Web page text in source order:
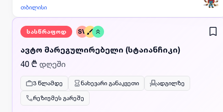
თბილისი
სასწრაფოდ SV
ავტო მარეგულირებელი (სტაიანჩიკი)
40 ₾ დღეში
3 წლამდე ნახევარი განაკვეთი
ადგილზე
რეზიუმეს გარეშე